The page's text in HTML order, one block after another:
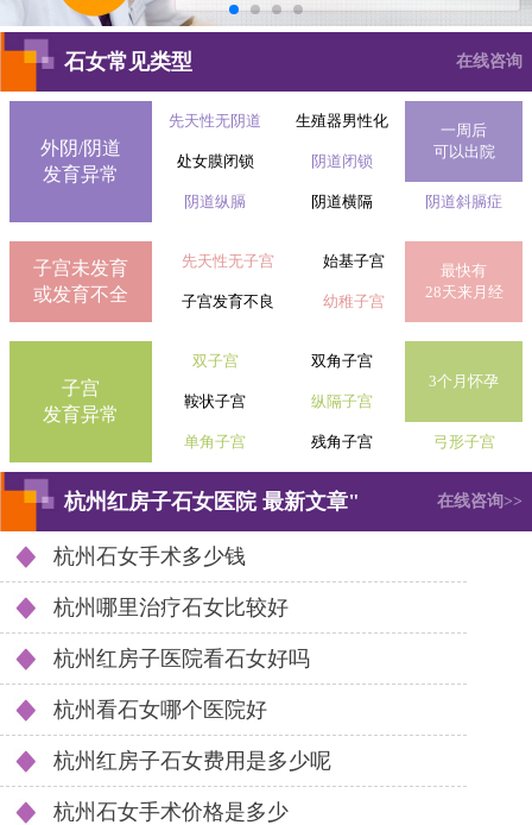
石女常见类型 在线咨询
外阴/阴道
发育异常
先天性无阴道 生殖器男性化
一周后
可以出院
处女膜闭锁 阴道闭锁
阴道纵膈 阴道横隔 阴道斜膈症
子宫未发育
或发育不全
先天性无子宫 始基子宫
最快有
28天来月经
子宫发育不良 幼稚子宫
子宫
发育异常
双子宫
双角子宫
3个月怀孕
鞍状子宫
纵隔子宫
单角子宫 残角子宫 弓形子宫
杭州红房子石女医院 最新文章" 在线咨询>>
杭州石女手术多少钱
杭州哪里治疗石女比较好
杭州红房子医院看石女好吗
杭州看石女哪个医院好
杭州红房子石女费用是多少呢
杭州石女手术价格是多少